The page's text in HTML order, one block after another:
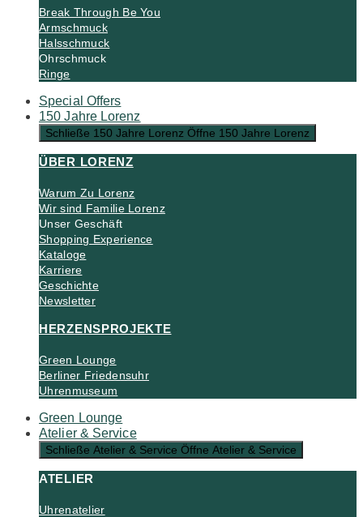
Break Through Be You
Armschmuck
Halsschmuck
Ohrschmuck
Ringe
Special Offers
150 Jahre Lorenz
Schließe 150 Jahre Lorenz Öffne 150 Jahre Lorenz
ÜBER LORENZ
Warum Zu Lorenz
Wir sind Familie Lorenz
Unser Geschäft
Shopping Experience
Kataloge
Karriere
Geschichte
Newsletter
HERZENSPROJEKTE
Green Lounge
Berliner Friedensuhr
Uhrenmuseum
Green Lounge
Atelier & Service
Schließe Atelier & Service Öffne Atelier & Service
ATELIER
Uhrenatelier